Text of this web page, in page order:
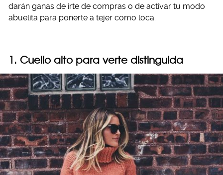
darán ganas de irte de compras o de activar tu modo
abuelita para ponerte a tejer como loca.
1. Cuello alto para verte distinguida